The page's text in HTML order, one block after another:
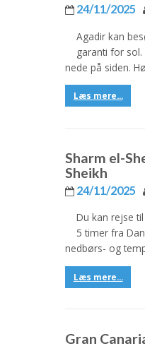
24/11/2025
Agadir kan
garanti for
nede på siden.
Læs mere...
Sharm el-
Sheikh
24/11/2025
Du kan rejse
5 timer fra
nedbørs- og
Læs mere...
Gran